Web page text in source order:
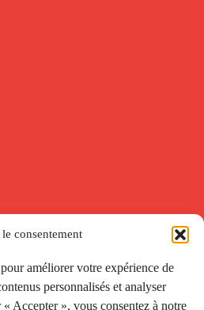
consentement
améliorer votre expérience de
personnalisés et analyser
Accepter », vous consentez à notre
Courrier